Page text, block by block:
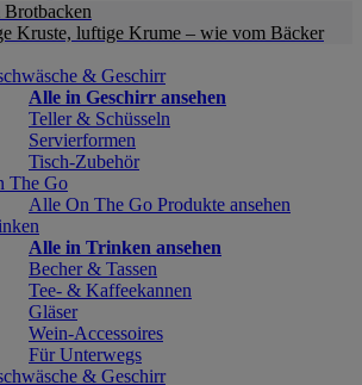
Kruste, luftige Krume – wie vom Bäcker
& Geschirr
Alle in Geschirr ansehen
Teller & Schüsseln
Servierformen
Tisch-Zubehör
The Go
Alle On The Go Produkte ansehen
Alle in Trinken ansehen
Becher & Tassen
Tee- & Kaffeekannen
Gläser
Wein-Accessoires
Für Unterwegs
& Geschirr